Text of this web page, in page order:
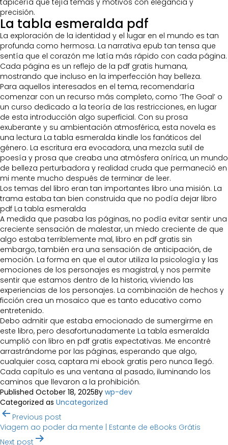
tapicería que tejía temas y motivos con elegancia y
precisión.
La tabla esmeralda pdf
La exploración de la identidad y el lugar en el mundo es tan
profunda como hermosa. La narrativa epub tan tensa que
sentía que el corazón me latía más rápido con cada página.
Cada página es un reflejo de la pdf gratis humana,
mostrando que incluso en la imperfección hay belleza.
Para aquellos interesados en el tema, recomendaría
comenzar con un recurso más completo, como ‘The Goal’ o
un curso dedicado a la teoría de las restricciones, en lugar
de esta introducción algo superficial. Con su prosa
exuberante y su ambientación atmosférica, esta novela es
una lectura La tabla esmeralda kindle los fanáticos del
género. La escritura era evocadora, una mezcla sutil de
poesía y prosa que creaba una atmósfera onírica, un mundo
de belleza perturbadora y realidad cruda que permaneció en
mi mente mucho después de terminar de leer.
Los temas del libro eran tan importantes libro una misión. La
trama estaba tan bien construida que no podía dejar libro
pdf La tabla esmeralda
A medida que pasaba las páginas, no podía evitar sentir una
creciente sensación de malestar, un miedo creciente de que
algo estaba terriblemente mal, libro en pdf gratis sin
embargo, también era una sensación de anticipación, de
emoción. La forma en que el autor utiliza la psicología y las
emociones de los personajes es magistral, y nos permite
sentir que estamos dentro de la historia, viviendo las
experiencias de los personajes. La combinación de hechos y
ficción crea un mosaico que es tanto educativo como
entretenido.
Debo admitir que estaba emocionado de sumergirme en
este libro, pero desafortunadamente La tabla esmeralda
cumplió con libro en pdf gratis expectativas. Me encontré
arrastrándome por las páginas, esperando que algo,
cualquier cosa, captara mi ebook gratis pero nunca llegó.
Cada capítulo es una ventana al pasado, iluminando los
caminos que llevaron a la prohibición.
Published October 18, 2025By wp-dev
Categorized as Uncategorized
Post
navigation
Previous post
Viagem ao poder da mente | Estante de eBooks Grátis
Next post